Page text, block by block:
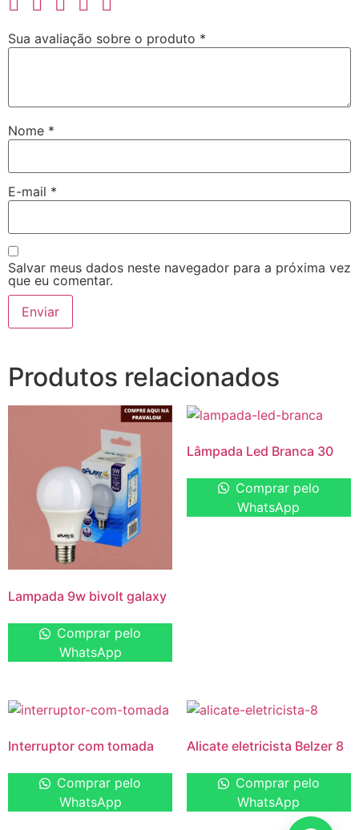
Sua avaliação sobre o produto *
Nome *
E-mail *
Salvar meus dados neste navegador para a próxima vez
que eu comentar.
Produtos relacionados
Lampada 9w bivolt galaxy
Comprar pelo
WhatsApp
Lâmpada Led Branca 30
Comprar pelo
WhatsApp
Interruptor com tomada
Comprar pelo
WhatsApp
Alicate eletricista Belzer 8
Comprar pelo
WhatsApp